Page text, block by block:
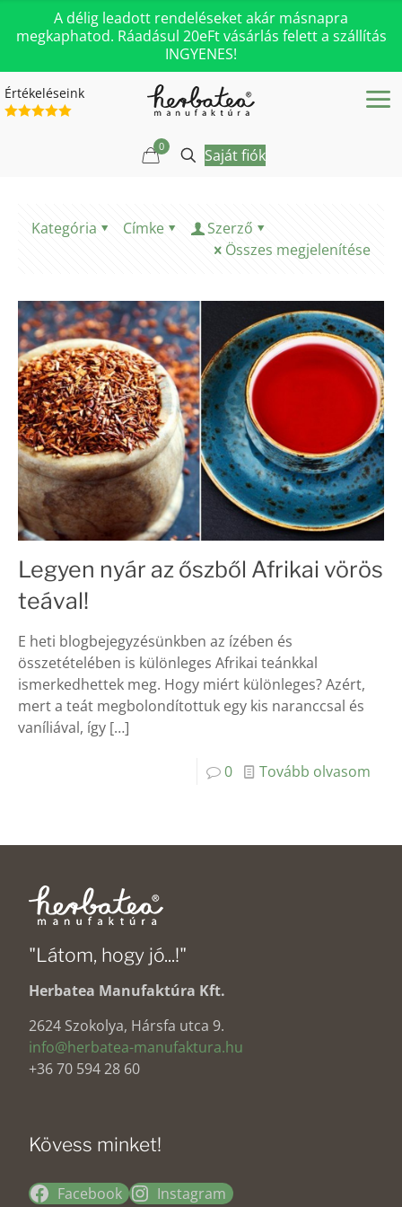
A délig leadott rendeléseket akár másnapra
megkaphatod. Ráadásul 20eFt vásárlás felett a szállítás
INGYENES!
Értékeléseink
0 Saját fiók
Kategória Címke
Szerző
Összes megjelenítése
Legyen nyár az őszből Afrikai vörös
teával!
E heti blogbejegyzésünkben az ízében és
összetételében is különleges Afrikai teánkkal
ismerkedhettek meg. Hogy miért különleges? Azért,
mert a teát megbolondítottuk egy kis naranccsal és
vaníliával, így […]
0 Tovább olvasom
"Látom, hogy jó...!"
Herbatea Manufaktúra Kft.
2624 Szokolya, Hársfa utca 9.
info@herbatea-manufaktura.hu
+36 70 594 28 60
Kövess minket!
Facebook Instagram